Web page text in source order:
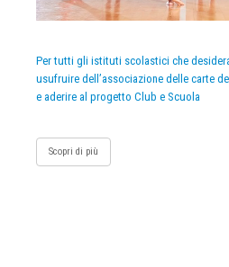
Per tutti gli istituti scolastici che
usufruire dell’associazione delle carte
e aderire al progetto Club e Scuola
Scopri di più